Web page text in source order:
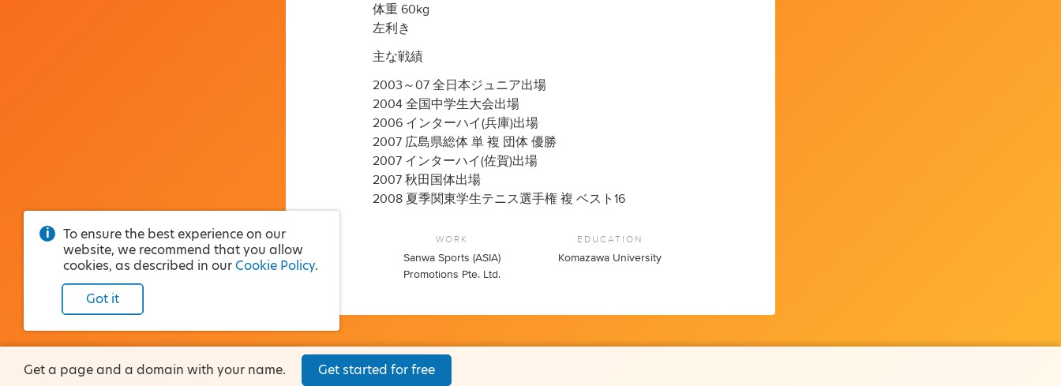
体重 60kg
左利き
主な戦績
2003～07 全日本ジュニア出場
2004 全国中学生大会出場
2006 インターハイ(兵庫)出場
2007 広島県総体 単 複 団体 優勝
2007 インターハイ(佐賀)出場
2007 秋田国体出場
2008 夏季関東学生テニス選手権 複 ベスト16
WORK
Sanwa Sports (ASIA)
Promotions Pte. Ltd.
EDUCATION
Komazawa University
To ensure the best experience on our
website, we recommend that you allow
cookies, as described in our Cookie Policy.
Got it
Get a page and a domain with your name. Get started for free